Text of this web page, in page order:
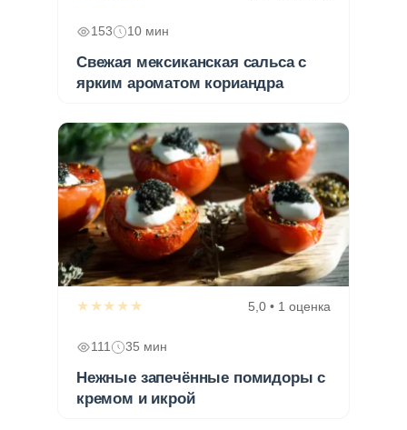
153 10 мин
Свежая мексиканская сальса с
ярким ароматом кориандра
★★★★★ 5,0 • 1 оценка
111 35 мин
Нежные запечённые помидоры с
кремом и икрой